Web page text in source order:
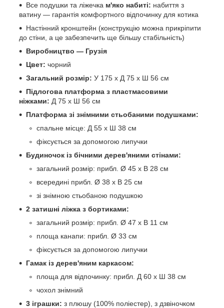
Все подушки та ліжечка м'яко набиті: набиття з
ватину — гарантія комфортного відпочинку для котика
Настінний кронштейн (конструкцію можна прикріпити
до стіни, а це забезпечить ще більшу стабільність)
Виробництво — Грузія
Цвет: чорний
Загальний розмір: У 175 x Д 75 x Ш 56 см
Підлогова платформа з пластмасовими
ніжками: Д 75 x Ш 56 см
Платформа зі знімними стьобаними подушками:
спальне місце: Д 55 x Ш 38 см
фіксується за допомогою липучки
Будиночок із бічними дерев'яними стінами:
загальний розмір: прибл. Ø 45 x В 28 см
всередині прибл. Ø 38 x В 25 см
зі знімною стьобаною подушкою
2 затишні ліжка з бортиками:
загальний розмір: прибл. Ø 47 x В 11 см
площа канапи: прибл. Ø 33 см
фіксується за допомогою липучки
Гамак із дерев'яним каркасом:
площа для відпочинку: прибл. Д 60 x Ш 38 см
чохол знімний
3 іграшки: з плюшу (100% поліестер), з дзвіночком